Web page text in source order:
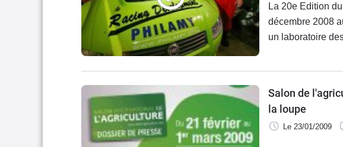
La 20e Edition
décembre 2008
un laboratoire
Salon de
la loupe
Le 23/01/2009